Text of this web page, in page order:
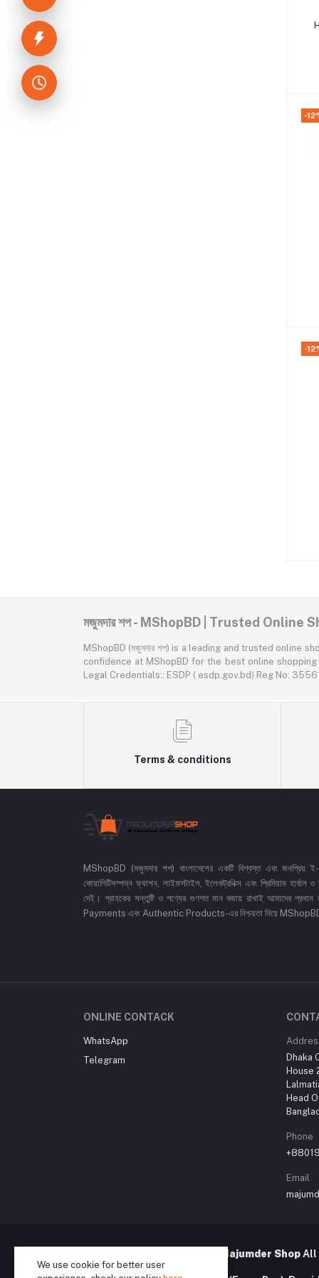
-
-
মজুমদার শপ - MShopBD | Trusted Online
MShopBD (মজুমদার শপ) is a leading and trusted online shopping
confidence at MShopBD for the best online shopping
Legal Credentials:: ESDP ( esdp.gov.bd) Reg No:
Terms & conditions
MShopBD (মজুমদার শপ) বাংলাদেশের একটি বিশ্বস্ত এবং জনপ্রিয় ই-
কোয়ালিটিসম্পন্ন ফ্যাশন, লাইফস্টাইল, ইলেকট্রনিক্স এবং প্রিমিয়াম
দেই। গ্রাহকের সন্তুষ্টি ও পণ্যের গুণগত মান বজায় রাখাই আমাদের
Payments এবং Authentic Products-এর নিশ্চয়তা নিয়ে MShopBD
ONLINE CONTACK
WhatsApp
Telegram
Dhaka
House
Head
Phone
Email
© 2020 – 2026 MShopBD | Majumder ShopAll
We use cookie for better user